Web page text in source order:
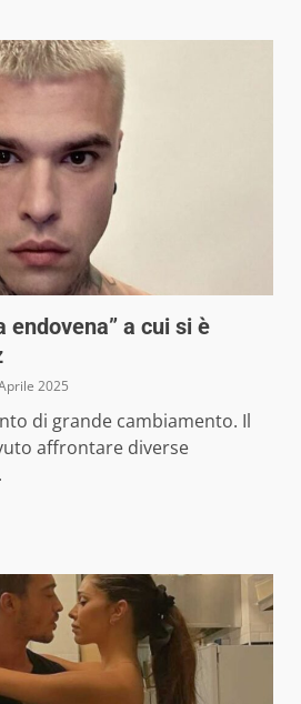
endovena” a cui si è
2025
di grande cambiamento. Il
affrontare diverse